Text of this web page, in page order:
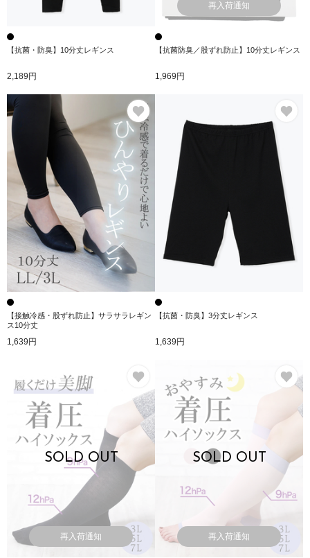
【抗菌・防臭】10分丈レギンス
2,189円
再入荷通知
【抗菌防臭／股ずれ防止】10分丈レギンス
1,969円
【接触冷感・股ずれ防止】サラサラレギン
ス10分丈
1,639円
【抗菌・防臭】3分丈レギンス
1,639円
SOLD OUT
再入荷通知
SOLD OUT
再入荷通知